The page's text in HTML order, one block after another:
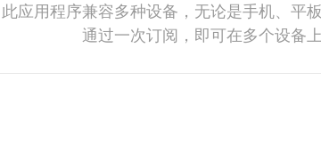
此应用程序兼容多种设备，无论是手机、平
通过一次订阅，即可在多个设备